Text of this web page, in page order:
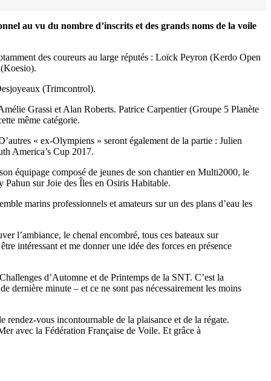
au vu du nombre d’inscrits et des grands noms de la voile
des coureurs au large réputés : Loïck Peyron (Kerdo Open
(Trimcontrol).
Grassi et Alan Roberts. Patrice Carpentier (Groupe 5 Planète
même catégorie.
« ex-Olympiens » seront également de la partie : Julien
America’s Cup 2017.
équipage composé de jeunes de son chantier en Multi2000, le
sur Joie des Îles en Osiris Habitable.
marins professionnels et amateurs sur un des plans d’eau les
l’ambiance, le chenal encombré, tous ces bateaux sur
intéressant et me donner une idée des forces en présence
d’Automne et de Printemps de la SNT. C’est la
dernière minute – et ce ne sont pas nécessairement les moins
vous incontournable de la plaisance et de la régate.
avec la Fédération Française de Voile. Et grâce à